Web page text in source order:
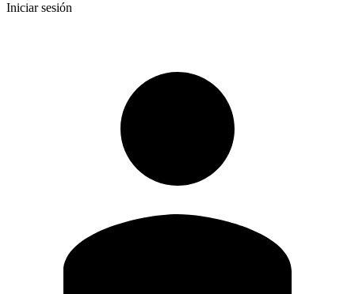
Iniciar sesión